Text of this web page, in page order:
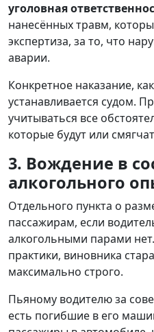
уголовная
нанесённых травм,
экспертиза, за то, что
аварии.
Конкретное наказание,
устанавливается судом.
учитываться все
которые будут или
3. Вождение в
алкогольного
Отдельного пункта о
пассажирам, если
алкогольными парами
практики, виновника
максимально строго.
Пьяному водителю за
есть погибшие в его